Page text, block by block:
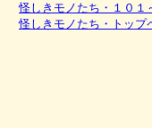
怪しきモノたち・１０１
怪しきモノたち・トップ